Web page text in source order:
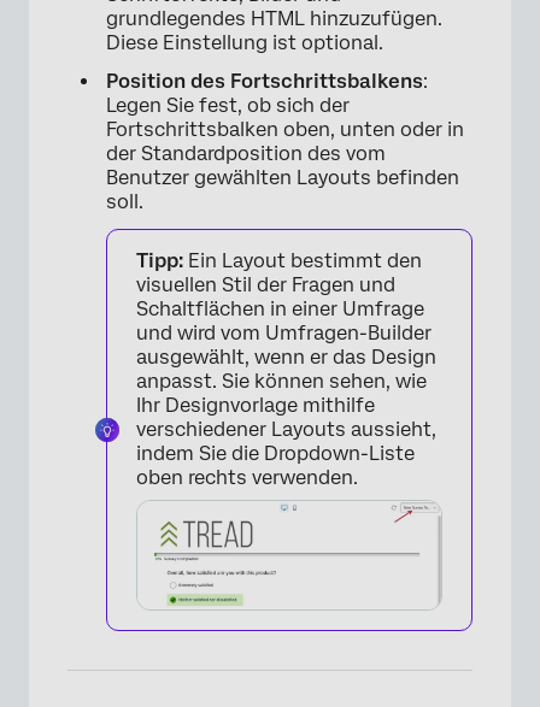
×
grundlegendes HTML hinzuzufügen.
Diese Einstellung ist optional.
Position des Fortschrittsbalkens:
Legen Sie fest, ob sich der
Fortschrittsbalken oben, unten oder in
der Standardposition des vom
Benutzer gewählten Layouts befinden
soll.
Tipp: Ein Layout bestimmt den
visuellen Stil der Fragen und
Schaltflächen in einer Umfrage
und wird vom Umfragen-Builder
ausgewählt, wenn er das Design
anpasst. Sie können sehen, wie
Ihr Designvorlage mithilfe
verschiedener Layouts aussieht,
indem Sie die Dropdown-Liste
oben rechts verwenden.